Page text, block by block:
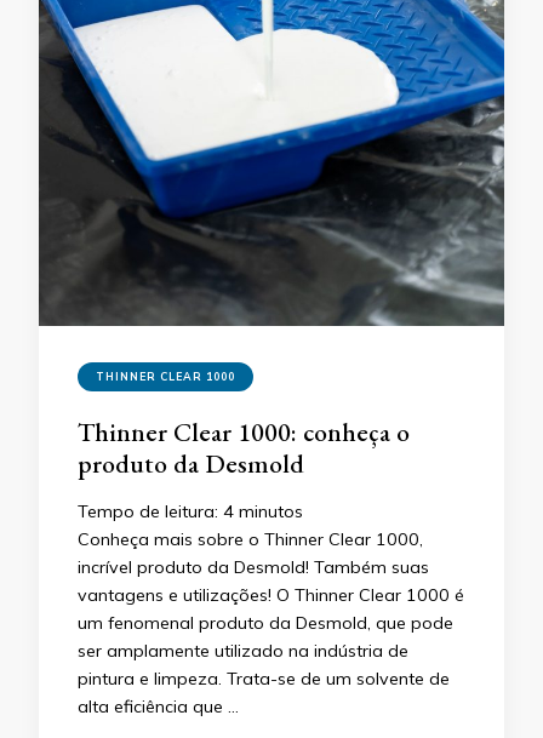
THINNER CLEAR 1000
Thinner Clear 1000: conheça o
produto da Desmold
Tempo de leitura: 4 minutos
Conheça mais sobre o Thinner Clear 1000,
incrível produto da Desmold! Também suas
vantagens e utilizações! O Thinner Clear 1000 é
um fenomenal produto da Desmold, que pode
ser amplamente utilizado na indústria de
pintura e limpeza. Trata-se de um solvente de
alta eficiência que …